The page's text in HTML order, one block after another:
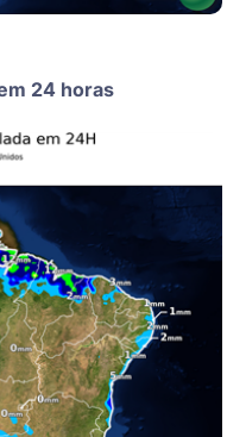
24 horas